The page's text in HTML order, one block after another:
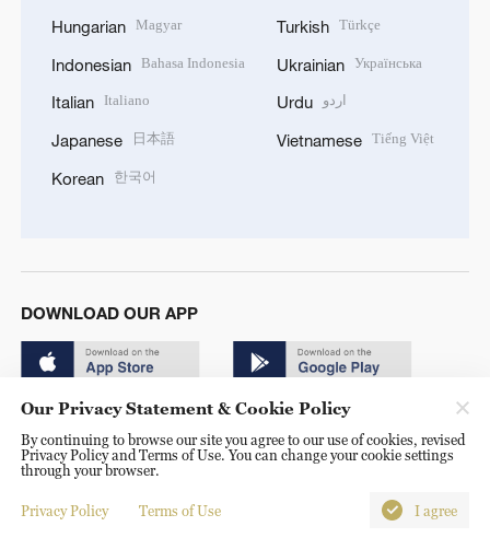
Hungarian Magyar
Indonesian Bahasa Indonesia
Italian Italiano
Japanese 日本語
Korean 한국어
Turkish Türkçe
Ukrainian Українська
Urdu اردو
Vietnamese Tiếng Việt
DOWNLOAD OUR APP
© China Radio International.CRI. All Rights Reserved. 16A
Shijingshan Road, Beijing, China. 100040
Our Privacy Statement & Cookie Policy
By continuing to browse our site you agree to our use of cookies, revised
Privacy Policy and Terms of Use. You can change your cookie settings
through your browser.
Privacy Policy Terms of Use I agree